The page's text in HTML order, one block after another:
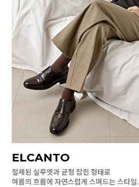
ELCANTO
절제된 실루엣과 균형 잡힌 형태로
여름의 흐름에 자연스럽게 스며드는 스타일.